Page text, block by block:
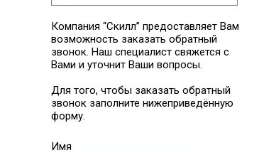
Компания “Скилл” предоставляет Вам
возможность заказать обратный
звонок. Наш специалист свяжется с
Вами и уточнит Ваши вопросы.
Для того, чтобы заказать обратный
звонок заполните нижеприведённую
форму.
Имя